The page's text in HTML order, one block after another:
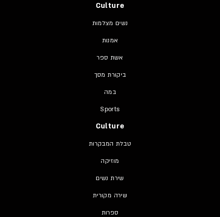
Culture
נשים מצלמות
אמנות
אשת ספר
ביקורת מסך
במה
Sports
Culture
טבלת המבקרות
מוזיקה
שירת נשים
שירה מקורית
ספרות